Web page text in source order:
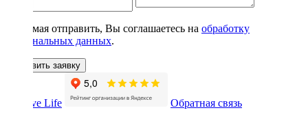
Нажимая отправить, Вы соглашаетесь на обработку
персональных данных.
Оставить заявку
Обратная связь